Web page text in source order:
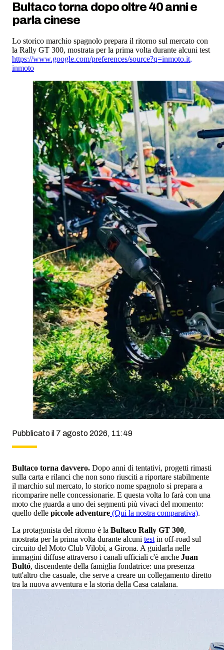
Bultaco torna dopo oltre 40 anni e
parla cinese
Lo storico marchio spagnolo prepara il ritorno sul mercato con
la Rally GT 300, mostrata per la prima volta durante alcuni test
https://www.google.com/preferences/source?q=inmoto.it,
inmoto
Pubblicato il 7 agosto 2026, 11:49
Bultaco torna davvero. Dopo anni di tentativi, progetti rimasti
sulla carta e rilanci che non sono riusciti a riportare stabilmente
il marchio sul mercato, lo storico nome spagnolo si prepara a
ricomparire nelle concessionarie. E questa volta lo farà con una
moto che guarda a uno dei segmenti più vivaci del momento:
quello delle piccole adventure (Qui la nostra comparativa).
La protagonista del ritorno è la Bultaco Rally GT 300,
mostrata per la prima volta durante alcuni test in off-road sul
circuito del Moto Club Vilobí, a Girona. A guidarla nelle
immagini diffuse attraverso i canali ufficiali c'è anche Juan
Bultó, discendente della famiglia fondatrice: una presenza
tutt'altro che casuale, che serve a creare un collegamento diretto
tra la nuova avventura e la storia della Casa catalana.